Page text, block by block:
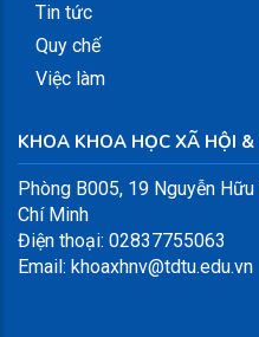
Tin tức
Quy chế
Việc làm
KHOA KHOA HỌC XÃ HỘI
Phòng B005, 19 Nguyễn
Chí Minh
Điện thoại: 02837755063
Email: khoaxhnv@tdtu.edu.vn